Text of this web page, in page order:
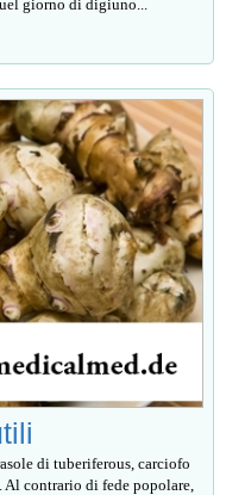
giorno di digiuno...
di tuberiferous, carciofo
Al contrario di fede popolare,